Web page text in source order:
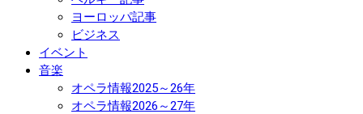
ヨーロッパ記事
ビジネス
イベント
音楽
オペラ情報2025～26年
オペラ情報2026～27年